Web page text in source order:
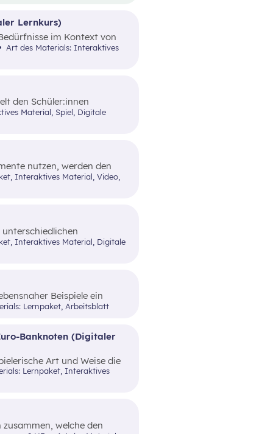
Lernkurs)
im Kontext von
in Form
den Schüler:innen
alltäglichen Leben zeigt.
nutzen, werden den
und dem Nutzen
(finanzieller) Sicherheit
vertraut gemacht.
Beispiele ein
Lernpaket, Arbeitsblatt
Banknoten (Digitaler
Art und Weise die
von Bargeld.
welche den